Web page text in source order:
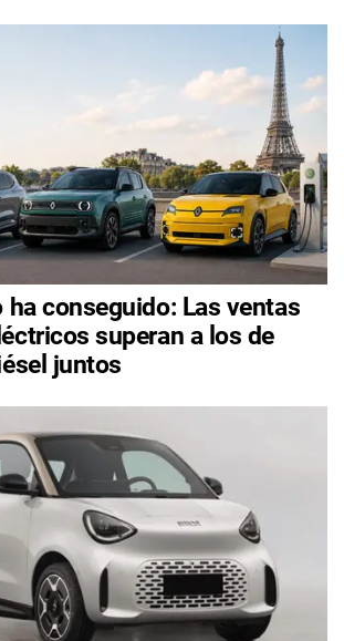
ha conseguido: Las ventas
superan a los de
juntos